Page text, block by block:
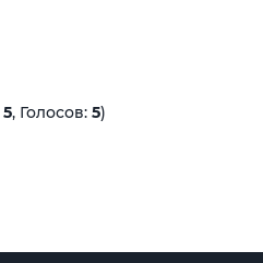
5, Голосов: 5)